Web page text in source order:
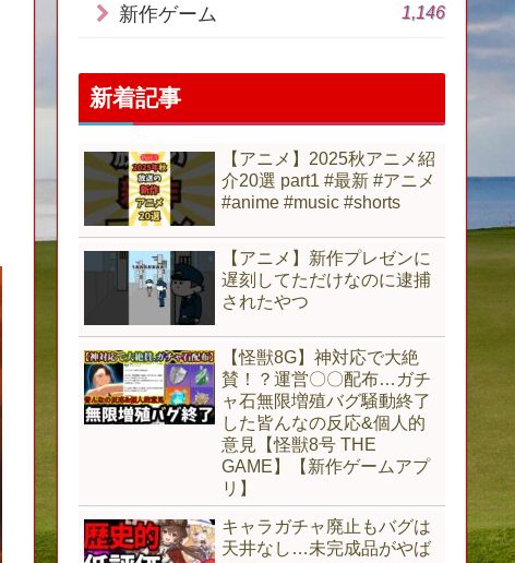
新作ゲーム 1,146
新着記事
【アニメ】2025秋アニメ紹
介20選 part1 #最新 #アニメ
#anime #music #shorts
【アニメ】新作プレゼンに
遅刻してただけなのに逮捕
されたやつ
【怪獣8G】神対応で大絶
賛！？運営〇〇配布…ガチ
ャ石無限増殖バグ騒動終了
した皆んなの反応&個人的
意見【怪獣8号 THE
GAME】【新作ゲームアプ
リ】
キャラガチャ廃止もバグは
天井なし…未完成品がやば